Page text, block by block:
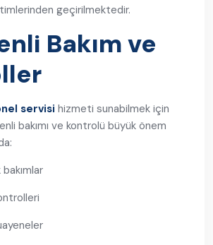
geçirilmektedir.
Bakım ve
servisi hizmeti sunabilmek için
bakımı ve kontrolü büyük önem